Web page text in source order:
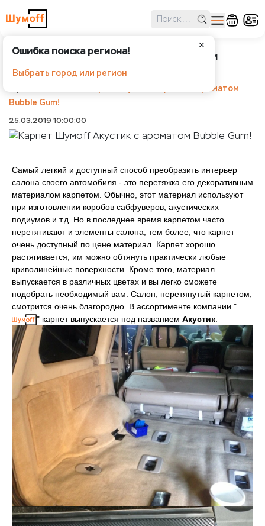
✕
Ошибка поиска региона!
Выбрать город или регион
Карпет Шумoff Акустик с ароматом
Bubble Gum!
Карпет Шумoff Акустик с ароматом
Bubble Gum!
25.03.2019 10:00:00
Самый легкий и доступный способ преобразить интерьер
салона своего автомобиля - это перетяжка его декоративным
материалом карпетом. Обычно, этот материал используют
при изготовлении коробов сабфуверов, акустических
подиумов и т.д. Но в последнее время карпетом часто
перетягивают и элементы салона, тем более, что карпет
очень доступный по цене материал. Карпет хорошо
растягивается, им можно обтянуть практически любые
криволинейные поверхности. Кроме того, материал
выпускается в различных цветах и вы легко сможете
подобрать необходимый вам. Салон, перетянутый карпетом,
смотрится очень благородно. В ассортименте компании "
" карпет выпускается под названием Акустик